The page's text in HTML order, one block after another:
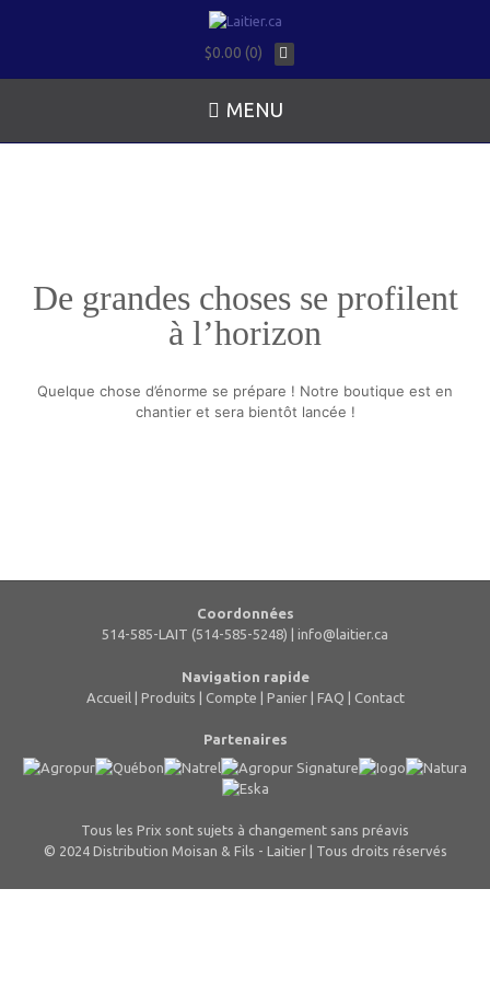
$0.00 (0)
MENU
De grandes choses se profilent
à l’horizon
Quelque chose d’énorme se prépare ! Notre boutique est en
chantier et sera bientôt lancée !
Coordonnées
514-585-LAIT (514-585-5248) | info@laitier.ca
Navigation rapide
Accueil | Produits | Compte | Panier| FAQ | Contact
Partenaires
Tous les Prix sont sujets à changement sans préavis
© 2024 Distribution Moisan & Fils - Laitier | Tous droits réservés